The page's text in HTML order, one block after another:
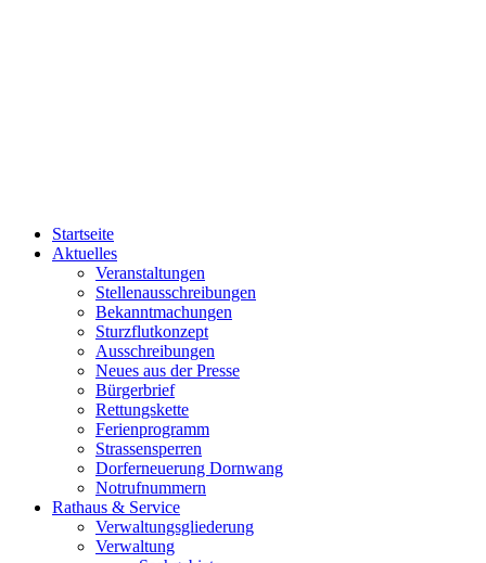
Startseite
Aktuelles
Veranstaltungen
Stellenausschreibungen
Bekanntmachungen
Sturzflutkonzept
Ausschreibungen
Neues aus der Presse
Bürgerbrief
Rettungskette
Ferienprogramm
Strassensperren
Dorferneuerung Dornwang
Notrufnummern
Rathaus & Service
Verwaltungsgliederung
Verwaltung